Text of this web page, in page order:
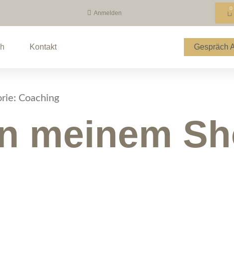
Anmelden
0
Kontakt Gespräch
Coaching
meinem